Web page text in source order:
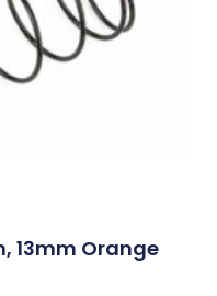
13mm Orange